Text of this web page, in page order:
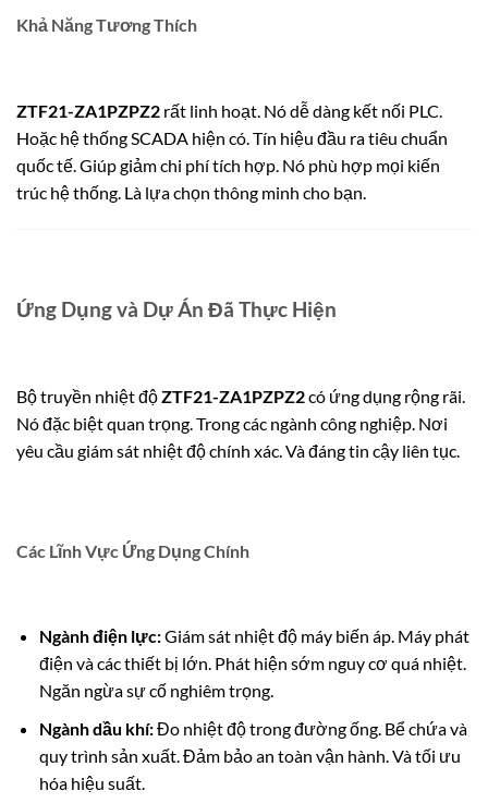
Khả Năng Tương Thích
ZTF21-ZA1PZPZ2 rất linh hoạt. Nó dễ dàng kết nối PLC.
Hoặc hệ thống SCADA hiện có. Tín hiệu đầu ra tiêu chuẩn
quốc tế. Giúp giảm chi phí tích hợp. Nó phù hợp mọi kiến
trúc hệ thống. Là lựa chọn thông minh cho bạn.
Ứng Dụng và Dự Án Đã Thực Hiện
Bộ truyền nhiệt độZTF21-ZA1PZPZ2có ứng dụng rộng rãi.
Nó đặc biệt quan trọng. Trong các ngành công nghiệp. Nơi
yêu cầu giám sát nhiệt độ chính xác. Và đáng tin cậy liên tục.
Các Lĩnh Vực Ứng Dụng Chính
Ngành điện lực:Giám sát nhiệt độ máy biến áp. Máy phát
điện và các thiết bị lớn. Phát hiện sớm nguy cơ quá nhiệt.
Ngăn ngừa sự cố nghiêm trọng.
Ngành dầu khí:Đo nhiệt độ trong đường ống. Bể chứa và
quy trình sản xuất. Đảm bảo an toàn vận hành. Và tối ưu
hóa hiệu suất.